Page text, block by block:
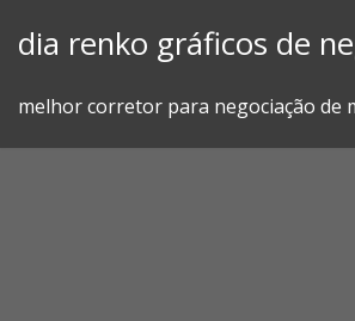
dia renko gráficos de
melhor corretor para negociação de